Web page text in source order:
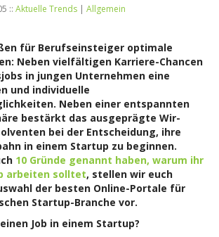
:: Aktuelle Trends | Allgemein
für Berufseinsteiger optimale
Neben vielfältigen Karriere-Chancen
in jungen Unternehmen eine
und individuelle
Neben einer entspannten
bestärkt das ausgeprägte Wir-
bei der Entscheidung, ihre
in einem Startup zu beginnen.
10 Gründe genannt haben, warum ihr
arbeiten solltet, stellen wir euch
der besten Online-Portale für
Startup-Branche vor.
Job in einem Startup?